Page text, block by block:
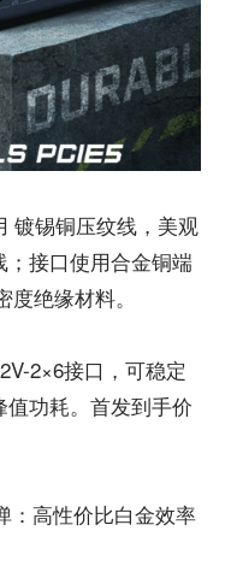
镀锡铜压纹线，美观
接口使用合金铜端
绝缘材料。
2×6接口，可稳定
功耗。首发到手价
：高性价比白金效率